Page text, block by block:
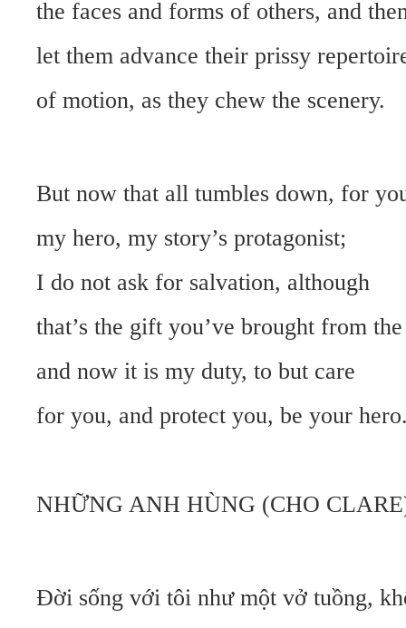
the faces and forms of others, and
let them advance their prissy
of motion, as they chew the scenery.
But now that all tumbles down, for
my hero, my story’s protagonist;
I do not ask for salvation, although
that’s the gift you’ve brought from
and now it is my duty, to but care
for you, and protect you, be your
NHỮNG ANH HÙNG (CHO
Đời sống với tôi như một vở tuồng,